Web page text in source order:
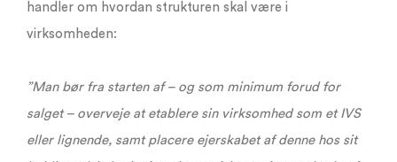
handler om hvordan strukturen skal være i
virksomheden:
”Man bør fra starten af – og som minimum forud for
salget – overveje at etablere sin virksomhed som et IVS
eller lignende, samt placere ejerskabet af denne hos sit